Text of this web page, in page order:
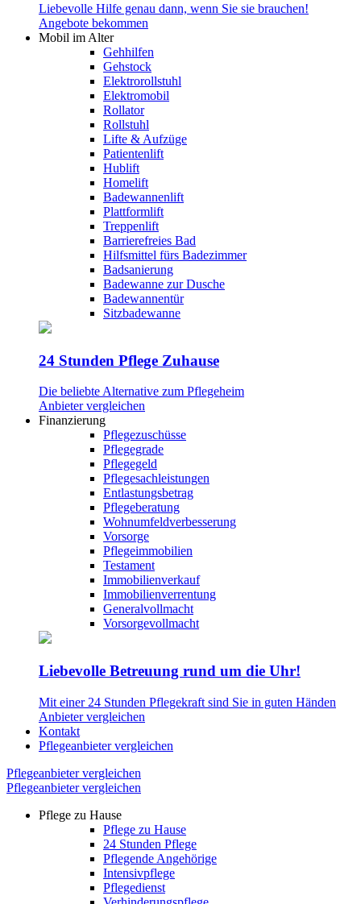
Liebevolle Hilfe genau dann, wenn Sie sie brauchen!
Angebote bekommen
Mobil im Alter
Gehhilfen
Gehstock
Elektrorollstuhl
Elektromobil
Rollator
Rollstuhl
Lifte & Aufzüge
Patientenlift
Hublift
Homelift
Badewannenlift
Plattformlift
Treppenlift
Barrierefreies Bad
Hilfsmittel fürs Badezimmer
Badsanierung
Badewanne zur Dusche
Badewannentür
Sitzbadewanne
24 Stunden Pflege Zuhause
Die beliebte Alternative zum Pflegeheim
Anbieter vergleichen
Finanzierung
Pflegezuschüsse
Pflegegrade
Pflegegeld
Pflegesachleistungen
Entlastungsbetrag
Pflegeberatung
Wohnumfeldverbesserung
Vorsorge
Pflegeimmobilien
Testament
Immobilienverkauf
Immobilienverrentung
Generalvollmacht
Vorsorgevollmacht
Liebevolle Betreuung rund um die Uhr!
Mit einer 24 Stunden Pflegekraft sind Sie in guten Händen
Anbieter vergleichen
Kontakt
Pflegeanbieter vergleichen
Pflegeanbieter vergleichen
Pflegeanbieter vergleichen
Pflege zu Hause
Pflege zu Hause
24 Stunden Pflege
Pflegende Angehörige
Intensivpflege
Pflegedienst